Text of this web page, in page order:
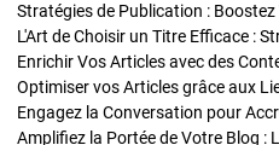
L'Art de Choisir un Titre Efficace :
Optimiser vos Articles grâce aux
Engagez la Conversation pour
Amplifiez la Portée de Votre Blog :